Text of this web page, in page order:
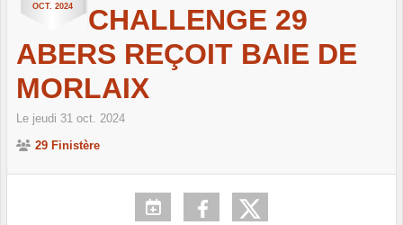
OCT. 2024
CHALLENGE 29
ABERS REÇOIT BAIE DE
MORLAIX
Le jeudi 31 oct. 2024
29 Finistère